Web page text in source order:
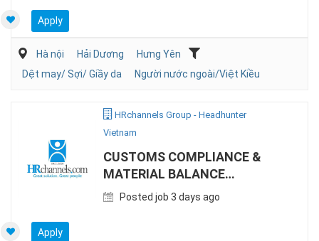
Apply
Hà nội Hải Dương
Hưng Yên
Dệt may/ Sợi/ Giầy da
Người nước ngoài/Việt Kiều
HRchannels Group - Headhunter
Vietnam
CUSTOMS COMPLIANCE &
MATERIAL BALANCE
SPECIALIST (EPE)
Posted job 3 days ago
Apply